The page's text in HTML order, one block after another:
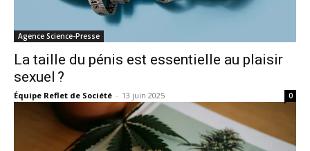
Agence Science-Presse
La taille du pénis est essentielle au plaisir
sexuel ?
Équipe Reflet de Société - 13 juin 2025 0